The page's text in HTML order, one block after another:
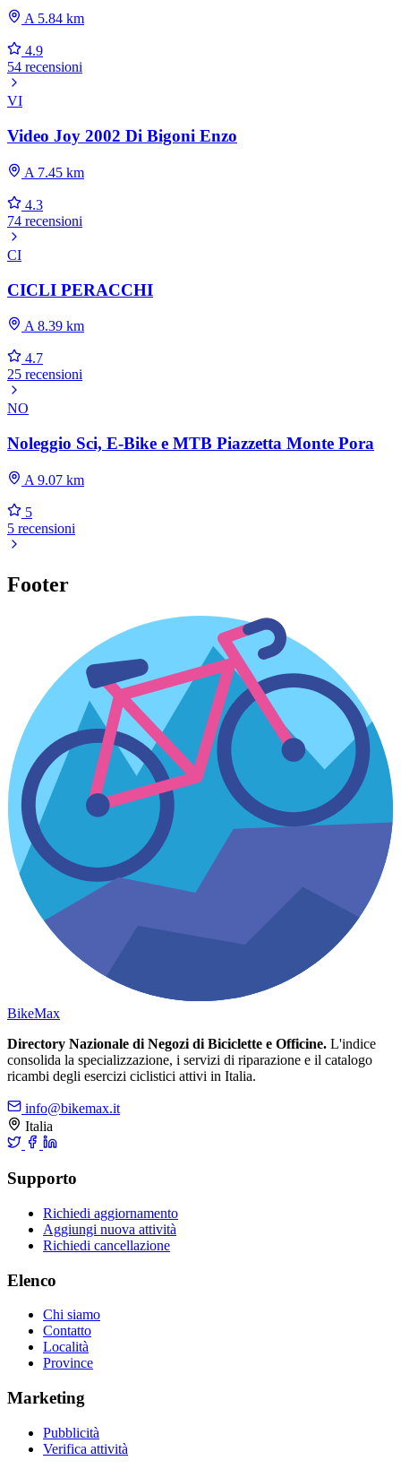
A 5.84 km
4.9
54 recensioni
VI
Video Joy 2002 Di Bigoni Enzo
A 7.45 km
4.3
74 recensioni
CI
CICLI PERACCHI
A 8.39 km
4.7
25 recensioni
NO
Noleggio Sci, E-Bike e MTB Piazzetta Monte Pora
A 9.07 km
5
5 recensioni
Footer
BikeMax
Directory Nazionale di Negozi di Biciclette e Officine. L'indice
consolida la specializzazione, i servizi di riparazione e il catalogo
ricambi degli esercizi ciclistici attivi in Italia.
info@bikemax.it
Italia
Supporto
Richiedi aggiornamento
Aggiungi nuova attività
Richiedi cancellazione
Elenco
Chi siamo
Contatto
Località
Province
Marketing
Pubblicità
Verifica attività